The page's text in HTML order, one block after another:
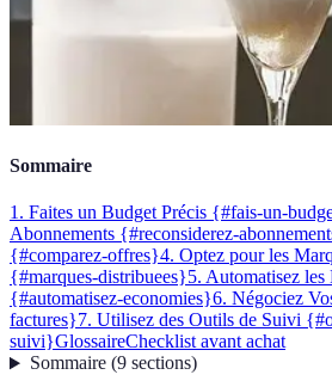
Sommaire
1. Faites un Budget Précis {#fais-un-
Abonnements {#reconsiderez-
{#comparez-offres}4. Optez pour les
{#marques-distribuees}5. Automatisez les
{#automatisez-economies}6. Négociez
factures}7. Utilisez des Outils de Suivi
suivi}GlossaireChecklist avant achat
Sommaire(9 sections)